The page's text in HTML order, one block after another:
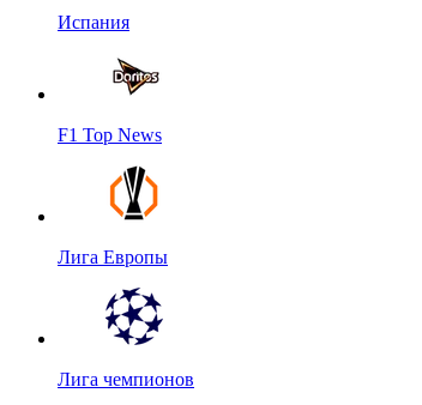
Испания
F1 Top News
Лига Европы
Лига чемпионов